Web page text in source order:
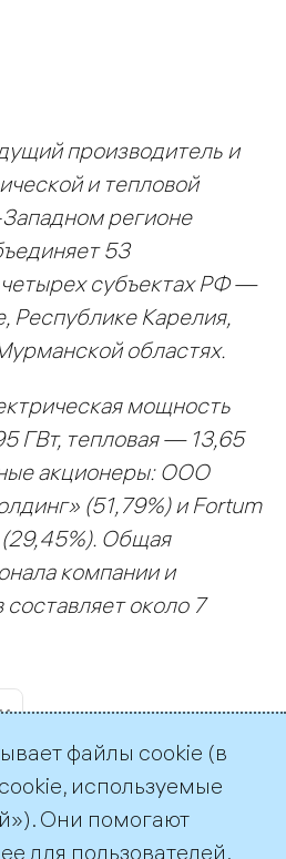
производитель и
и тепловой
регионе
53
субъектах РФ —
Республике Карелия,
областях.
мощность
ГВт, тепловая — 13,65
акционеры: ООО
(51,79%) и Fortum
(29,45%). Общая
компании и
около 7
файлы cookie (в
используемые
Они помогают
для пользователей.